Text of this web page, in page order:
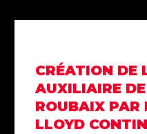
CRÉATION DE
AUXILIAIRE
ROUBAIX PAR
LLOYD